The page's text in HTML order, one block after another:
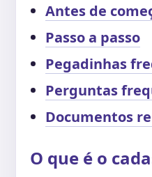
Antes de
Passo a passo
Pegadinhas
Perguntas
Documentos
O que é o